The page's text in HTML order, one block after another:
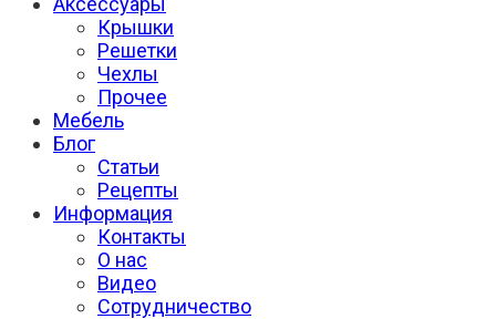
Крышки
Решетки
Чехлы
Прочее
Мебель
Блог
Статьи
Рецепты
Информация
Контакты
О нас
Видео
Сотрудничество